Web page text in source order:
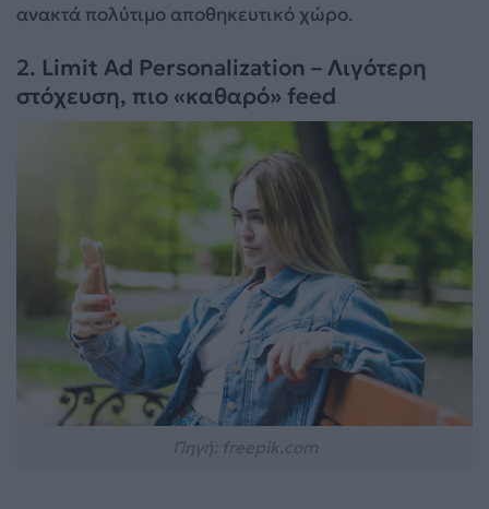
ανακτά πολύτιμο αποθηκευτικό χώρο.
2. Limit Ad Personalization – Λιγότερη
στόχευση, πιο «καθαρό» feed